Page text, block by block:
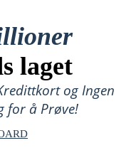
laget
og Ingen
for å Prøve!